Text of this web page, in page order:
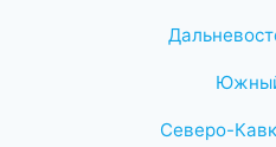
Северо-